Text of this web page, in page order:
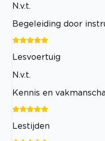
N.v.t.
Begeleiding door
Lesvoertuig
N.v.t.
Kennis en
Lestijden